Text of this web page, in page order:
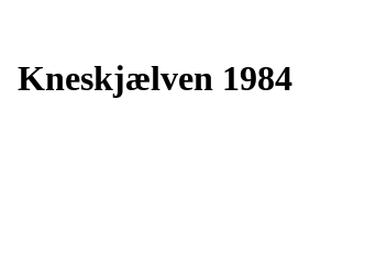
Kneskjælven 1984